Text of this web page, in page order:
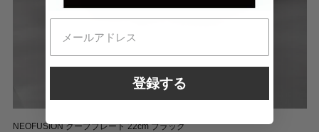
NEOFUSION クーププレート 22cm ブラック
登録する